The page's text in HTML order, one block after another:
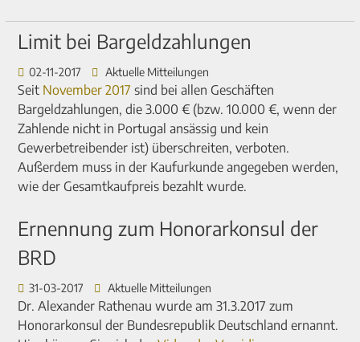
Limit bei Bargeldzahlungen
02-11-2017 Aktuelle Mitteilungen
Seit November 2017 sind bei allen Geschäften
Bargeldzahlungen, die 3.000 € (bzw. 10.000 €, wenn der
Zahlende nicht in Portugal ansässig und kein
Gewerbetreibender ist) überschreiten, verboten.
Außerdem muss in der Kaufurkunde angegeben werden,
wie der Gesamtkaufpreis bezahlt wurde.
Ernennung zum Honorarkonsul der
BRD
31-03-2017 Aktuelle Mitteilungen
Dr. Alexander Rathenau wurde am 31.3.2017 zum
Honorarkonsul der Bundesrepublik Deutschland ernannt.